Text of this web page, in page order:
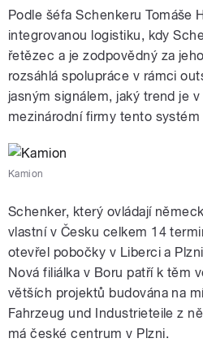
Podle šéfa Schenkeru Tomáše
integrovanou logistiku, kdy
řetězec a je zodpovědný za
rozsáhlá spolupráce v rámci
jasným signálem, jaký trend je
mezinárodní firmy tento
Kamion
Schenker, který ovládají
vlastní v Česku celkem 14
otevřel pobočky v Liberci a
Nová filiálka v Boru patří k těm
větších projektů budována na
Fahrzeug und Industrieteile z
má české centrum v Plzni.